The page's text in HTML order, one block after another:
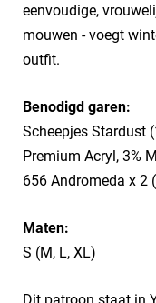
eenvoudige,
mouwen - voegt
outfit.
Benodigd garen:
Scheepjes Stardust
Premium Acryl, 3%
656 Andromeda x 2
Maten:
S (M, L, XL)